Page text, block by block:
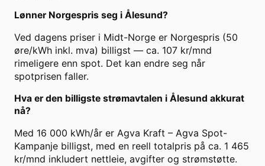
Lønner Norgespris seg i Ålesund?
Ved dagens priser i Midt-Norge er Norgespris (50
øre/kWh inkl. mva) billigst — ca. 107 kr/mnd
rimeligere enn spot. Det kan endre seg når
spotprisen faller.
Hva er den billigste strømavtalen i Ålesund akkurat
nå?
Med 16 000 kWh/år er Agva Kraft – Agva Spot-
Kampanje billigst, med en reell totalpris på ca. 1 465
kr/mnd inkludert nettleie, avgifter og strømstøtte.